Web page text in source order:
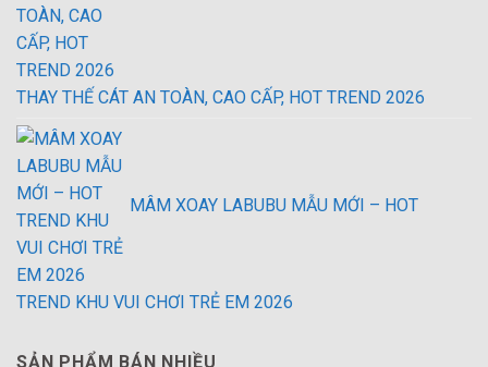
THAY THẾ CÁT AN TOÀN, CAO CẤP, HOT TREND 2026
MÂM XOAY LABUBU MẪU MỚI – HOT
TREND KHU VUI CHƠI TRẺ EM 2026
SẢN PHẨM BÁN NHIỀU